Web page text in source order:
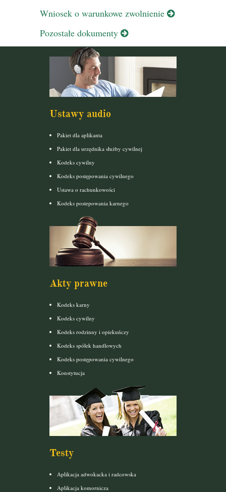
Wniosek o warunkowe zwolnienie
Pozostałe dokumenty
Ustawy audio
Pakiet dla aplikanta
Pakiet dla urzędnika służby cywilnej
Kodeks cywilny
Kodeks postępowania cywilnego
Ustawa o rachunkowości
Kodeks postepowania karnego
Akty prawne
Kodeks karny
Kodeks cywilny
Kodeks rodzinny i opiekuńczy
Kodeks spółek handlowych
Kodeks postępowania cywilnego
Konstytucja
Testy
Aplikacja adwokacka i radcowska
Aplikacja komornicza